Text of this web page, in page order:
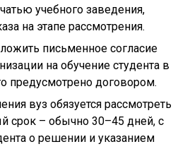
учебного заведения,
на этапе рассмотрения.
письменное согласие
на обучение студента в
предусмотрено договором.
вуз обязуется рассмотреть
срок – обычно 30–45 дней, с
о решении и указанием